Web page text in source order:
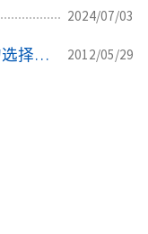
2024/07/03
Win7 64位环境下JDK和Eclipse的选择与安装 2012/05/29